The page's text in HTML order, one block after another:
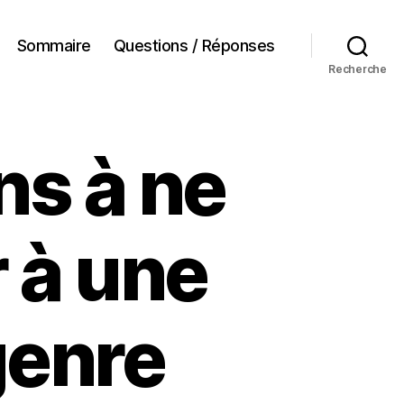
Sommaire Questions / Réponses
Recherche
à ne
une